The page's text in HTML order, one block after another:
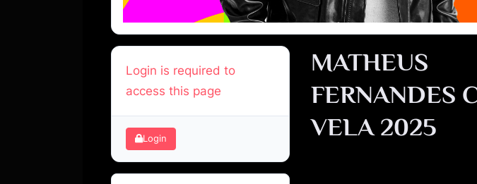
Login is required to
access this page
Login
MATHEUS
FERNANDES
VELA 2025